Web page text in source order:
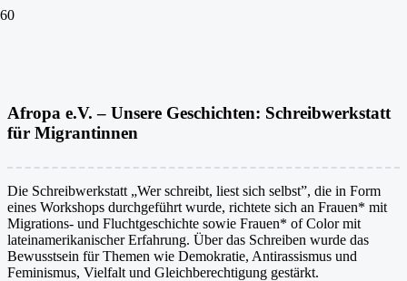
Afropa e.V. – Unsere Geschichten: Schreibwerkstatt
für Migrantinnen
Die Schreibwerkstatt „Wer schreibt, liest sich selbst”, die in Form
eines Workshops durchgeführt wurde, richtete sich an Frauen* mit
Migrations- und Fluchtgeschichte sowie Frauen* of Color mit
lateinamerikanischer Erfahrung. Über das Schreiben wurde das
Bewusstsein für Themen wie Demokratie, Antirassismus und
Feminismus, Vielfalt und Gleichberechtigung gestärkt.